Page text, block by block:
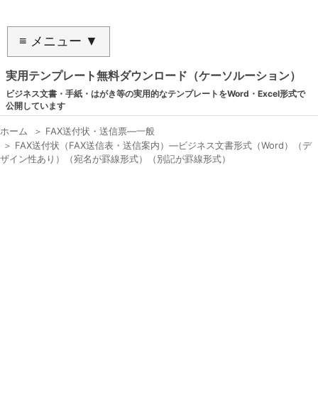
≡ メニュー ▼
実用テンプレート無料ダウンロード（ケーソルーション）
ビジネス文書・手紙・はがき等の実用的なテンプレートをWord・Excel形式で
公開しています
ホーム ＞ FAX送付状・送信票―一般
＞ FAX送付状（FAX送信表・送信案内）―ビジネス文書形式（Word）（デ
ザイン性あり）（宛名が罫線形式）（別記が罫線形式）